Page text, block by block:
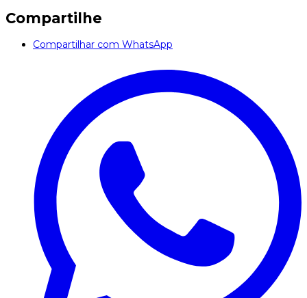
Compartilhe
Compartilhar com WhatsApp